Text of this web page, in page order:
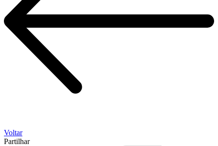
Voltar
Partilhar